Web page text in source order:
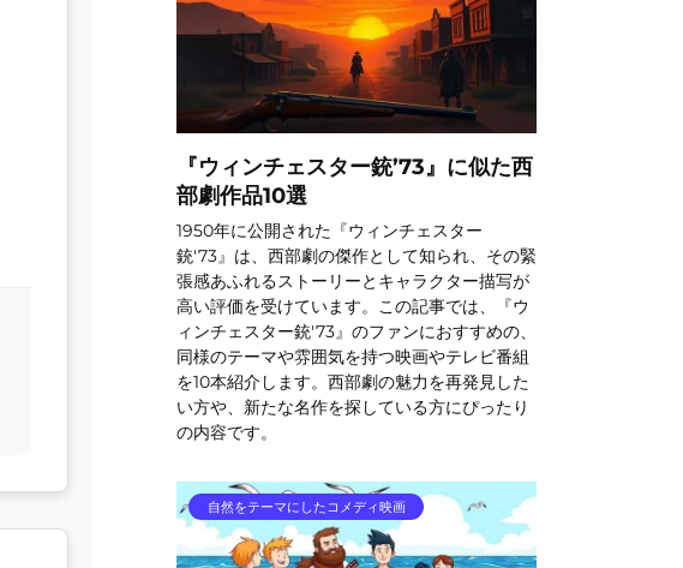
『ウィンチェスター銃’73』に似た西
部劇作品10選
1950年に公開された『ウィンチェスター
銃'73』は、西部劇の傑作として知られ、その緊
張感あふれるストーリーとキャラクター描写が
高い評価を受けています。この記事では、『ウ
ィンチェスター銃'73』のファンにおすすめの、
同様のテーマや雰囲気を持つ映画やテレビ番組
を10本紹介します。西部劇の魅力を再発見した
い方や、新たな名作を探している方にぴったり
の内容です。
自然をテーマにしたコメディ映画